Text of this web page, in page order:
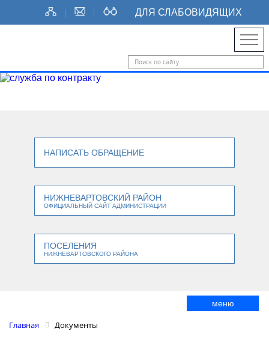
ДЛЯ СЛАБОВИДЯЩИХ
НАПИСАТЬ ОБРАЩЕНИЕ
НИЖНЕВАРТОВСКИЙ РАЙОН
ОФИЦИАЛЬНЫЙ САЙТ АДМИНИСТРАЦИИ
ПОСЕЛЕНИЯ
НИЖНЕВАРТОВСКОГО РАЙОНА
меню
Главная Документы